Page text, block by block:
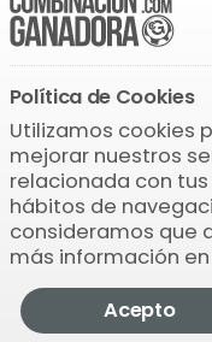
La Quiniela Comprobar
5 Sevilla -
6 Osasuna - Betis
8 Celta - R. Oviedo
9 Athletic de Bilbao -
10 Málaga - Las
11 Córdoba - R.
12 Huesca -
Política de Cookies
Utilizamos cookies
mejorar nuestros
relacionada con
hábitos de
consideramos que
más información
Acepto